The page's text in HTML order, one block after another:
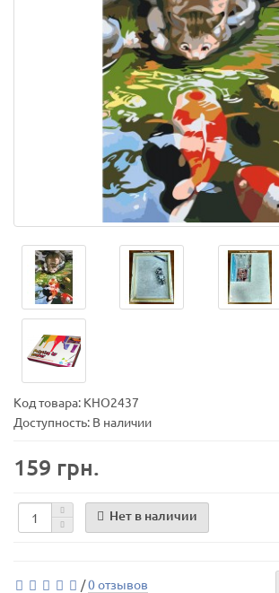
Код товара: KHО2437
Доступность: В наличии
159 грн.
Нет в наличии
/0 отзывов